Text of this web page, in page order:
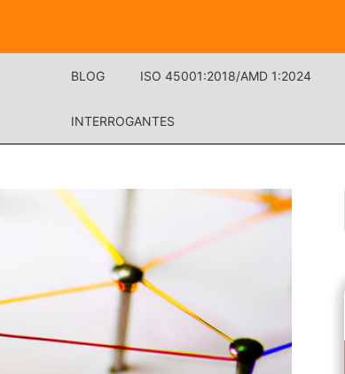
BLOG ISO 45001:2018/AMD 1:2024
INTERROGANTES